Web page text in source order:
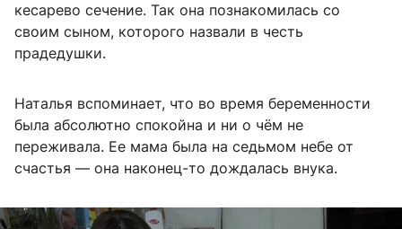
кесарево сечение. Так она познакомилась со
своим сыном, которого назвали в честь
прадедушки.
Наталья вспоминает, что во время беременности
была абсолютно спокойна и ни о чём не
переживала. Ее мама была на седьмом небе от
счастья — она наконец-то дождалась внука.